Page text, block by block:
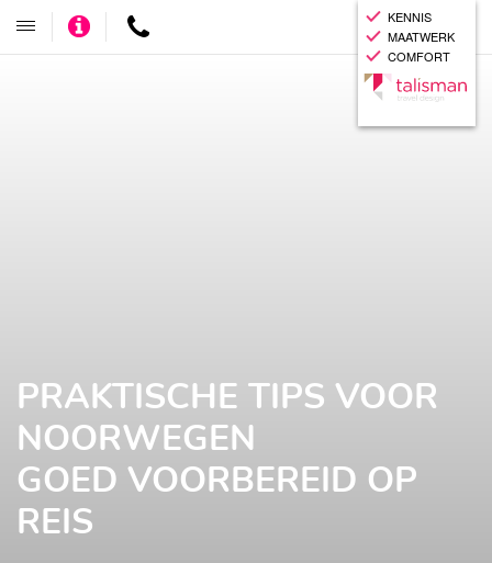
KENNIS
MAATWERK
COMFORT
Toggle
navigatie
Adviseer Contact
PRAKTISCHE TIPS VOOR
NOORWEGEN
GOED VOORBEREID OP
REIS